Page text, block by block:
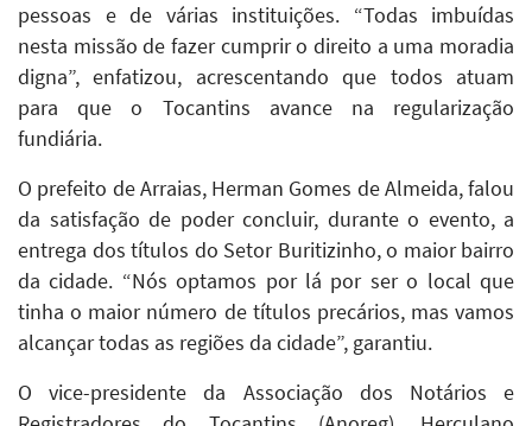
pessoas e de várias instituições. “Todas imbuídas
nesta missão de fazer cumprir o direito a uma moradia
digna”, enfatizou, acrescentando que todos atuam
para que o Tocantins avance na regularização
fundiária.
O prefeito de Arraias, Herman Gomes de Almeida, falou
da satisfação de poder concluir, durante o evento, a
entrega dos títulos do Setor Buritizinho, o maior bairro
da cidade. “Nós optamos por lá por ser o local que
tinha o maior número de títulos precários, mas vamos
alcançar todas as regiões da cidade”, garantiu.
O vice-presidente da Associação dos Notários e